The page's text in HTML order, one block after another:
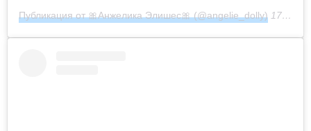
Публикация от 🎀Анжелика Элишес🎀 (@angelie_dolly) 17 Июл 2018 в 12:29 PDT